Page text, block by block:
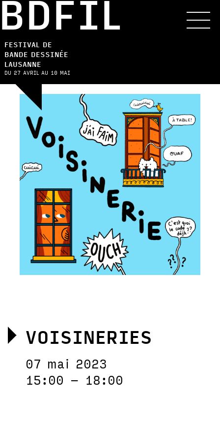
FESTIVAL DE
BANDE DESSINÉE
LAUSANNE
DU 27 AVRIL AU 10 MAI
VOISINERIES
07 mai 2023
15:00 – 18:00